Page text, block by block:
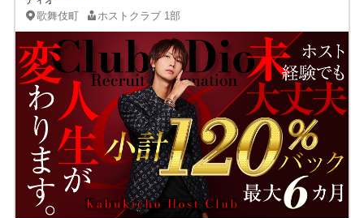
歌舞伎町 ホストクラブ 1部